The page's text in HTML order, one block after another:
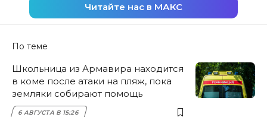
Читайте нас в МАКС
По теме
Школьница из Армавира находится
в коме после атаки на пляж, пока
земляки собирают помощь
6 АВГУСТА В 15:26